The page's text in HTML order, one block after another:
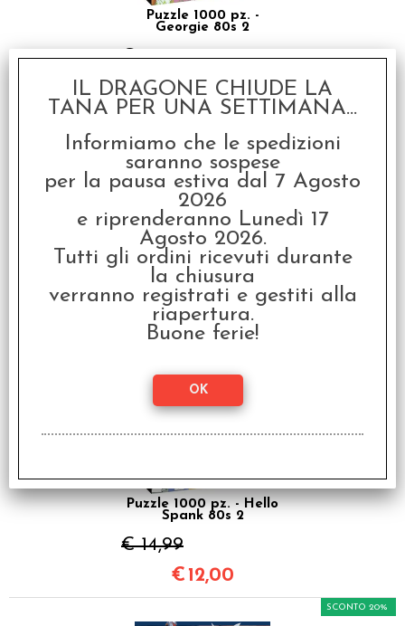
Puzzle 1000 pz. -
Georgie 80s 2
€ 14,99
€12,00
Puzzle 500 pz. - Hello
Spank 80s 1
€ 12,99
€10,39
Puzzle 1000 pz. - Hello
Spank 80s 2
€ 14,99
€ 12,00
SCONTO 20%
IL DRAGONE CHIUDE LA
TANA PER UNA SETTIMANA...
Informiamo che le spedizioni
saranno sospese
per la pausa estiva dal 7 Agosto
2026
e riprenderanno Lunedì 17
Agosto 2026.
Tutti gli ordini ricevuti durante
la chiusura
verranno registrati e gestiti alla
riapertura.
Buone ferie!